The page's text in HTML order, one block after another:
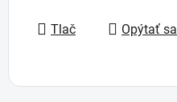
Tlač
Opýtať sa